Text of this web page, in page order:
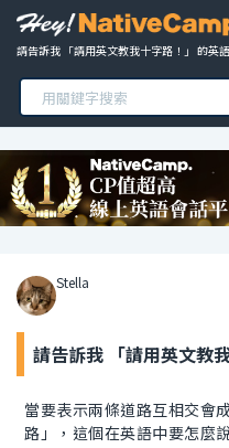
請告訴我 「請用英文教我十字路！」 的英語
Stella
請告訴我 「請用英文教
當要表示兩條道路互相交會
路」，這個在英語中要怎麼